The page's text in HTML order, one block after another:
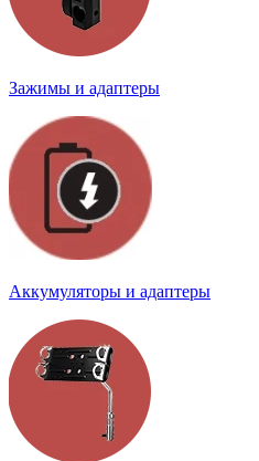
Зажимы и адаптеры
Аккумуляторы и адаптеры